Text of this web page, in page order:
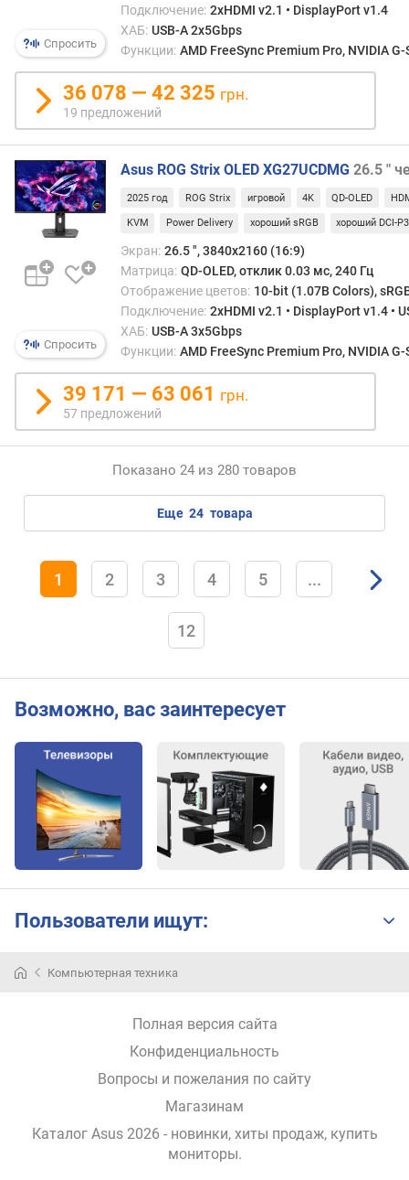
о
й
о
х
в
а
(
s
R
G
)
(
M
n
p
a
o
M
M
i
n
i
H
т
S
Спросить
Подключение: 2xHDMI v2.1 • DisplayPort v1.4
ХАБ: USB-A 2x5Gbps
Функции: AMD FreeSync Premium Pro, NVIDIA
36 078 — 42 325 грн.
19 предложений
Спросить
Asus ROG Strix OLED XG27UCDMG 26.5 "
2025 год ROG Strix игровой 4K QD-OLED
KVM Power Delivery хороший sRGB хороший DCI-P3
Экран: 26.5 ", 3840x2160 (16:9)
Матрица: QD-OLED, отклик 0.03 мс, 240 Гц
Отображение цветов: 10-bit (1.07B Colors),
Подключение: 2xHDMI v2.1 • DisplayPort v1.4 •
ХАБ: USB-A 3x5Gbps
Функции: AMD FreeSync Premium Pro, NVIDIA
39 171 — 63 061 грн.
57 предложений
Показано 24 из 280 товаров
еще 24 товара
1 2 3 4 5 ...
12
Возможно, вас заинтересует
Пользователи ищут:
Тайваньская
производитель
Компьютерная техника
Полная версия сайта
Конфиденциальность
Вопросы и пожелания по сайту
Магазинам
Каталог Asus 2026 - новинки, хиты продаж, купить
мониторы.